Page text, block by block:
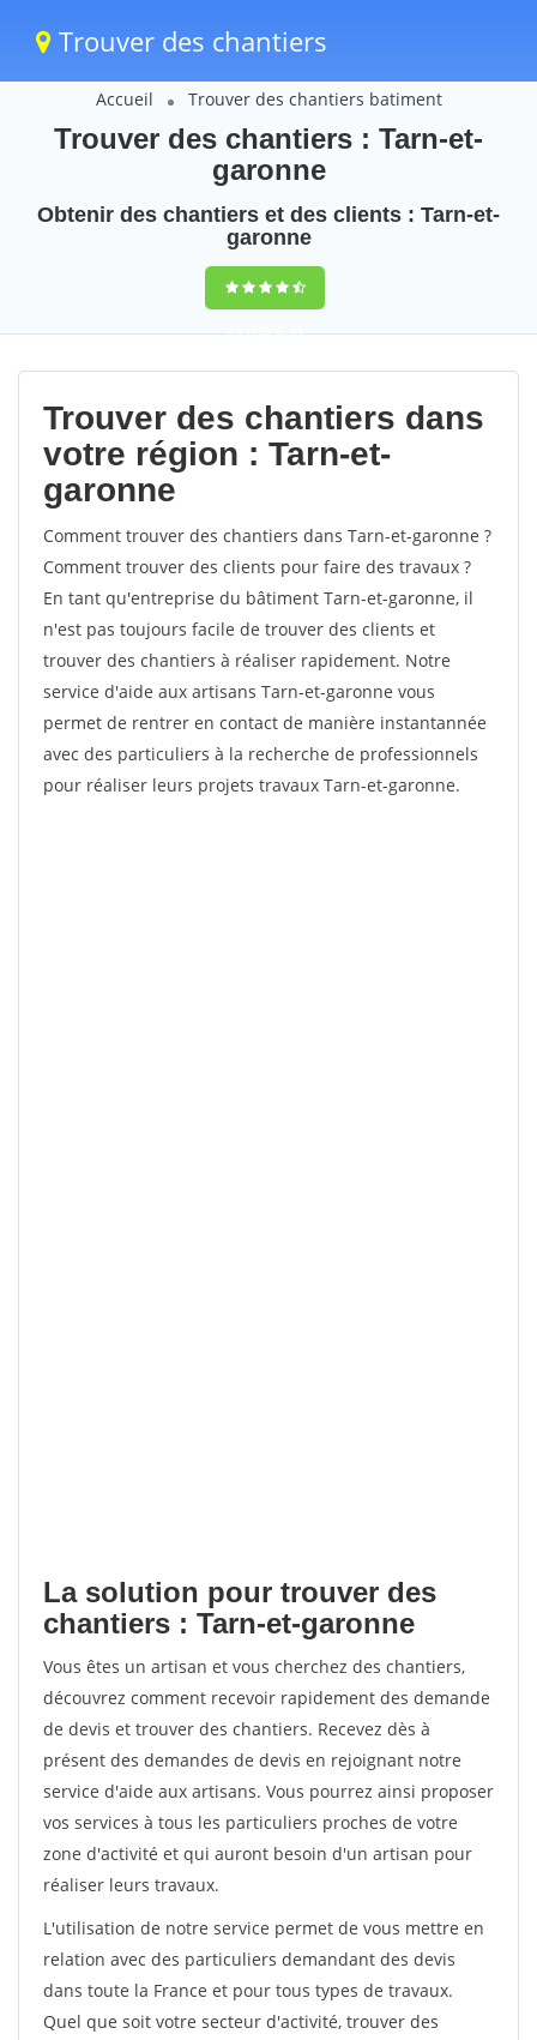
Trouver des chantiers
Accueil Trouver des chantiers batiment
Trouver des chantiers : Tarn-et-
garonne
Obtenir des chantiers et des clients : Tarn-et-
garonne
9,5(100%)41
votes
Trouver des chantiers dans
votre région : Tarn-et-
garonne
Comment trouver des chantiers dans Tarn-et-garonne ?
Comment trouver des clients pour faire des travaux ?
En tant qu'entreprise du bâtiment Tarn-et-garonne, il
n'est pas toujours facile de trouver des clients et
trouver des chantiers à réaliser rapidement. Notre
service d'aide aux artisans Tarn-et-garonne vous
permet de rentrer en contact de manière instantannée
avec des particuliers à la recherche de professionnels
pour réaliser leurs projets travaux Tarn-et-garonne.
La solution pour trouver des
chantiers : Tarn-et-garonne
Vous êtes un artisan et vous cherchez des chantiers,
découvrez comment recevoir rapidement des demande
de devis et trouver des chantiers. Recevez dès à
présent des demandes de devis en rejoignant notre
service d'aide aux artisans. Vous pourrez ainsi proposer
vos services à tous les particuliers proches de votre
zone d'activité et qui auront besoin d'un artisan pour
réaliser leurs travaux.
L'utilisation de notre service permet de vous mettre en
relation avec des particuliers demandant des devis
dans toute la France et pour tous types de travaux.
Quel que soit votre secteur d'activité, trouver des